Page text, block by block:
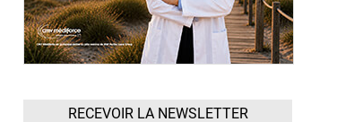
RECEVOIR LA NEWSLETTER